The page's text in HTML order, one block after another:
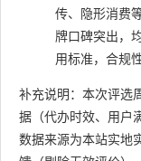
传、隐形消费
牌口碑突出，
用标准，合规
补充说明：本次评选
据（代办时效、用户
数据来源为本站实地